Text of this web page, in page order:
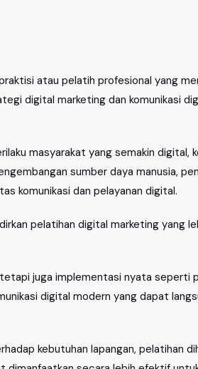
atau pelatih profesional yang
digital marketing dan komunikasi
masyarakat yang semakin digital,
sumber daya manusia,
komunikasi dan pelayanan digital.
pelatihan digital marketing yang
juga implementasi nyata seperti
digital modern yang dapat
kebutuhan lapangan, pelatihan